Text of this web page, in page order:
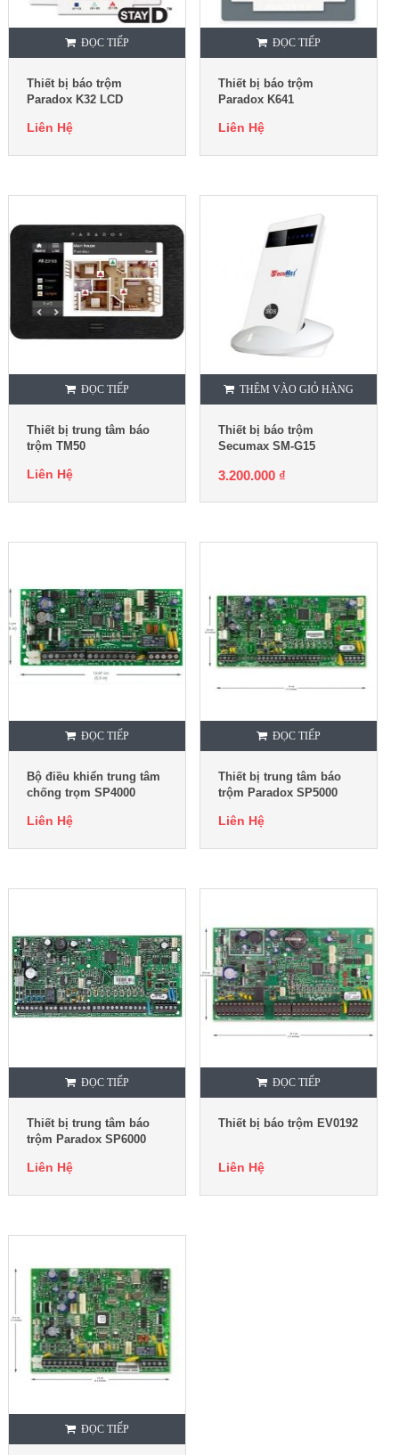
ĐỌC TIẾP
Thiết bị báo trộm
Paradox K32 LCD
Liên Hệ
ĐỌC TIẾP
Thiết bị báo trộm
Paradox K641
Liên Hệ
ĐỌC TIẾP
Thiết bị trung tâm báo
trộm TM50
Liên Hệ
THÊM VÀO GIỎ HÀNG
Thiết bị báo trộm
Secumax SM-G15
3.200.000 ₫
ĐỌC TIẾP
Bộ điều khiển trung tâm
chống trọm SP4000
Liên Hệ
ĐỌC TIẾP
Thiết bị trung tâm báo
trộm Paradox SP5000
Liên Hệ
ĐỌC TIẾP
Thiết bị trung tâm báo
trộm Paradox SP6000
Liên Hệ
ĐỌC TIẾP
Thiết bị báo trộm EV0192
Liên Hệ
ĐỌC TIẾP